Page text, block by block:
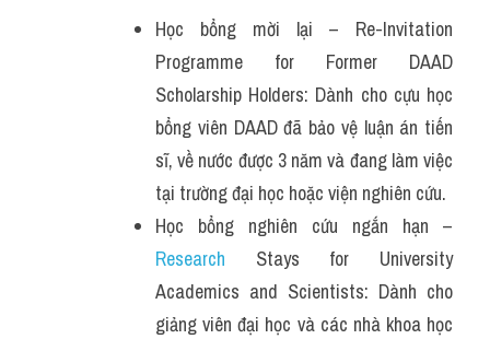
Học bổng mời lại – Re-Invitation
Programme for Former DAAD
Scholarship Holders: Dành cho cựu học
bổng viên DAAD đã bảo vệ luận án tiến
sĩ, về nước được 3 năm và đang làm việc
tại trường đại học hoặc viện nghiên cứu.
Research Stays for University
Academics and Scientists: Dành cho
giảng viên đại học và các nhà khoa học